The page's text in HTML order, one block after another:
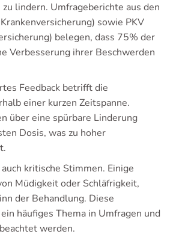
zu lindern. Umfrageberichte aus den
sowie PKV
belegen, dass 75% der
Verbesserung ihrer Beschwerden
Feedback betrifft die
einer kurzen Zeitspanne.
über eine spürbare Linderung
Dosis, was zu hoher
kritische Stimmen. Einige
Müdigkeit oder Schläfrigkeit,
der Behandlung. Diese
häufiges Thema in Umfragen und
werden.